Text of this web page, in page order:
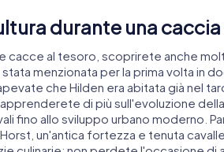
durante una
cacce al tesoro, scoprirete anche
menzionata per la prima volta in
che Hilden era abitata già nel
di più sull'evoluzione
fino allo sviluppo urbano moderno.
un'antica fortezza e tenuta